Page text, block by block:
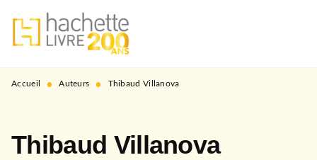
MENU RECHERCHE
PIED DE PAGE
Accueil • Auteurs • Thibaud Villanova
Thibaud Villanova